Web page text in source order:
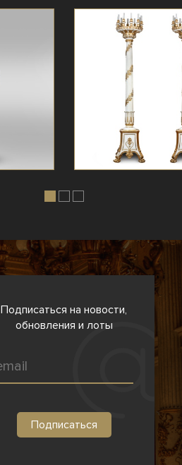
Подписаться на новости,
обновления и лоты